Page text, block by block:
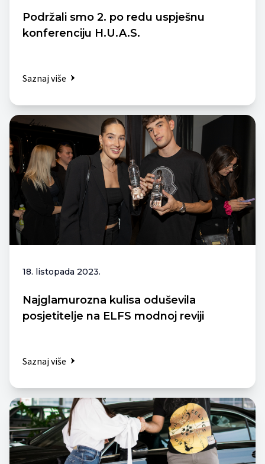
Podržali smo 2. po redu uspješnu
konferenciju H.U.A.S.
Saznaj više
18. listopada 2023.
Najglamurozna kulisa oduševila
posjetitelje na ELFS modnoj reviji
Saznaj više